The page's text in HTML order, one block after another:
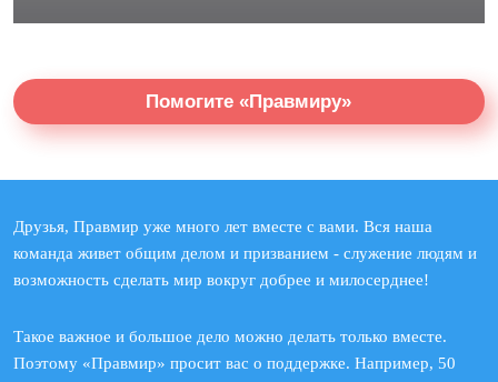
Помогите «Правмиру»
Друзья, Правмир уже много лет вместе с вами. Вся наша
команда живет общим делом и призванием - служение людям и
возможность сделать мир вокруг добрее и милосерднее!
Такое важное и большое дело можно делать только вместе.
Поэтому «Правмир» просит вас о поддержке. Например, 50